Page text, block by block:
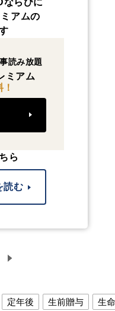
ならびに
アムの
読み放題
ミアム
ら
読む
定年後 生前贈与
生